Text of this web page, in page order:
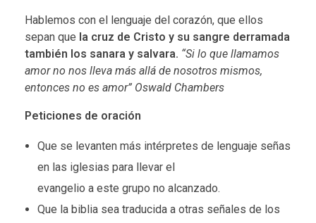
n
z
a
d
o
Hablemos con el lenguaje del corazón, que ellos
sepan que la cruz de Cristo y su sangre derramada
también los sanara y salvara. “Si lo que llamamos
amor no nos lleva más allá de nosotros mismos,
entonces no es amor” Oswald Chambers
Peticiones de oración
Que se levanten más intérpretes de lenguaje señas
en las iglesias para llevar el
evangelio a este grupo no alcanzado.
Que la biblia sea traducida a otras señales de los